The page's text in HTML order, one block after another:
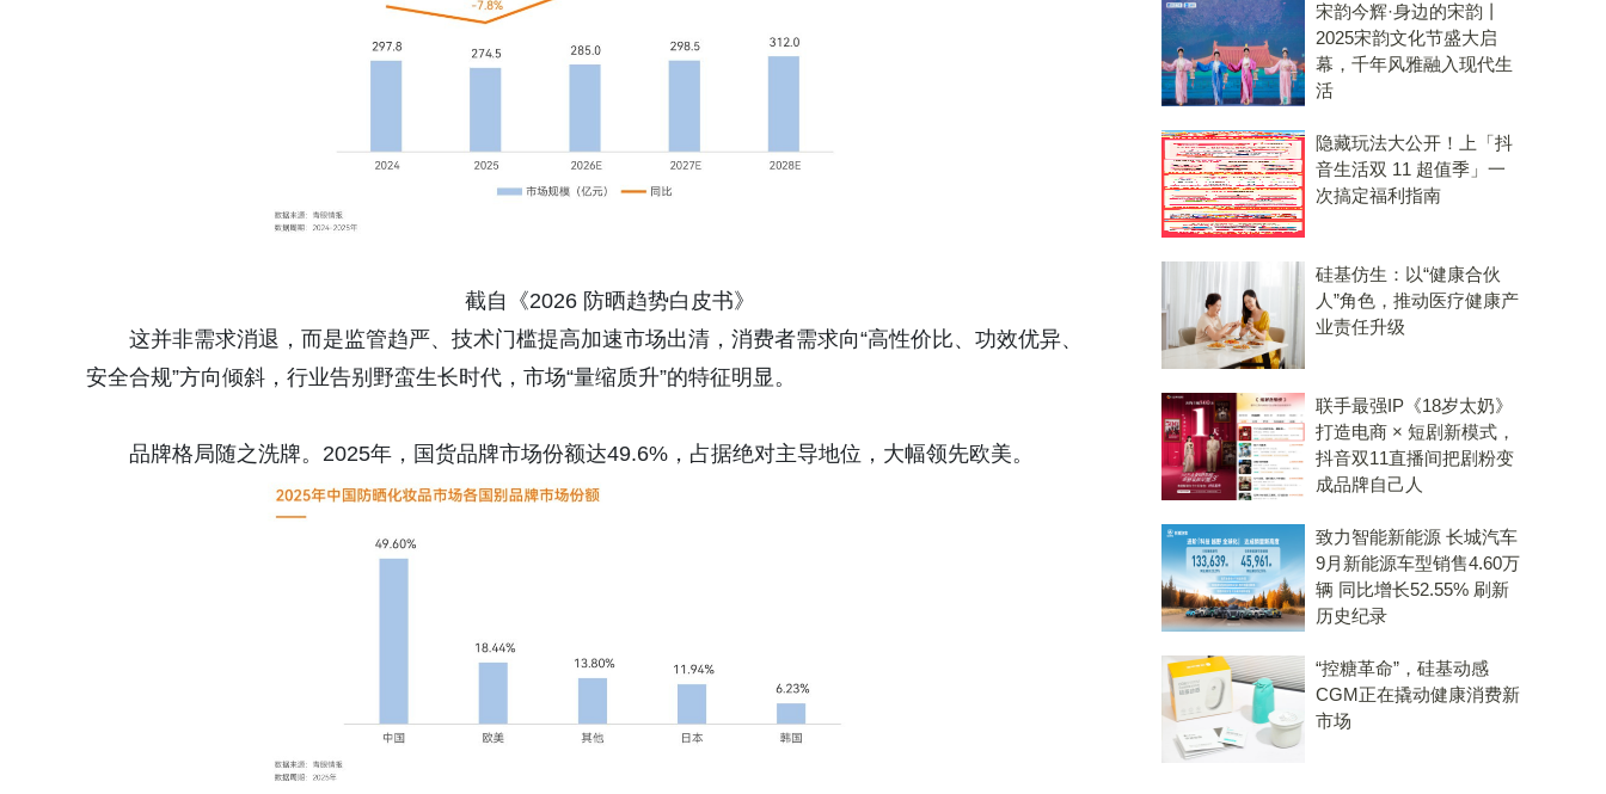
截自《2026 防晒趋势白皮书》
这并非需求消退，而是监管趋严、技术门槛提高加速市场出清，消费者需求向“高性价比、功效优异、
安全合规”方向倾斜，行业告别野蛮生长时代，市场“量缩质升”的特征明显。
品牌格局随之洗牌。2025年，国货品牌市场份额达49.6%，占据绝对主导地位，大幅领先欧美。
宋韵今辉·身边的宋韵丨
2025宋韵文化节盛大启
幕，千年风雅融入现代生
活
隐藏玩法大公开！上「抖
音生活双 11 超值季」一
次搞定福利指南
硅基仿生：以“健康合伙
人”角色，推动医疗健康产
业责任升级
联手最强IP《18岁太奶》
打造电商 × 短剧新模式，
抖音双11直播间把剧粉变
成品牌自己人
致力智能新能源 长城汽车
9月新能源车型销售4.60万
辆 同比增长52.55% 刷新
历史纪录
“控糖革命”，硅基动感
CGM正在撬动健康消费新
市场